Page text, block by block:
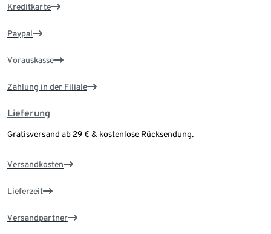
Kreditkarte
Paypal
Vorauskasse
Zahlung in der Filiale
Lieferung
Gratisversand ab 29 € & kostenlose Rücksendung.
Versandkosten
Lieferzeit
Versandpartner